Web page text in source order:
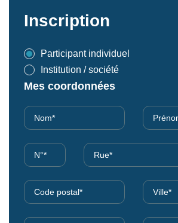
Inscription
Participant individuel
Institution / société
Mes coordonnées